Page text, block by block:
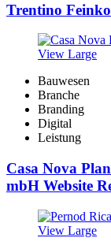
Trentino
View Large
Bauwesen
Branche
Branding
Digital
Leistung
Casa Nova
mbH Website
View Large